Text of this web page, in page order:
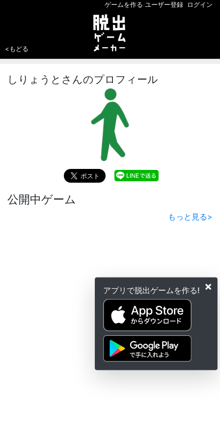
×
アプリで脱出ゲームを作る!
ゲームを作る ユーザー登録 ログイン
<もどる
しりょうとさんのプロフィール
公開中ゲーム
もっと見る>